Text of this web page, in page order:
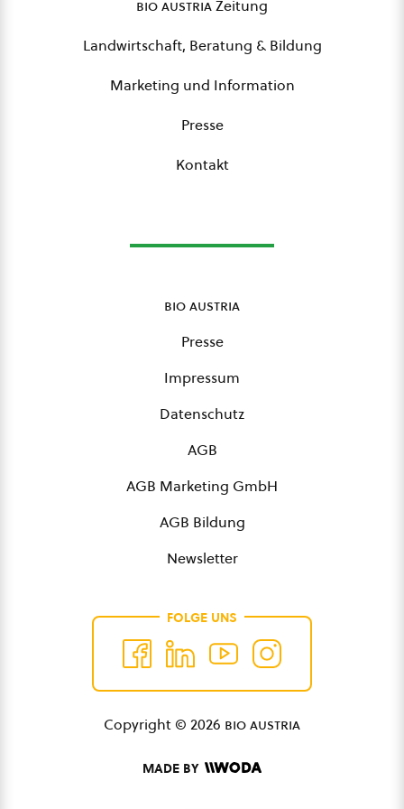
bio austriaZeitung
Landwirtschaft, Beratung & Bildung
Marketing und Information
Presse
Kontakt
bio austria
Presse
Impressum
Datenschutz
AGB
AGB Marketing GmbH
AGB Bildung
Newsletter
FOLGE UNS
Copyright © 2026 bio austria
MADE BY